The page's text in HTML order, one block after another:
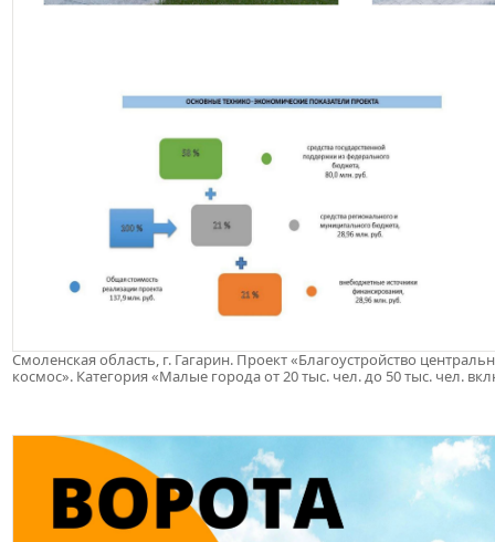
Смоленская область, г. Гагарин. Проект «Благоустройство
космос». Категория «Малые города от 20 тыс. чел. до 50 тыс. чел.